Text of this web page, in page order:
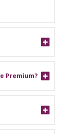
Premium?